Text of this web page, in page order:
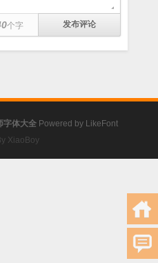
个字
字体大全 Powered by LikeFont
XiaoBoy